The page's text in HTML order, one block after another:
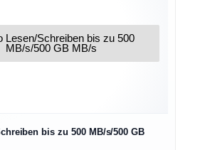
bis zu 500 MB/s/500 GB